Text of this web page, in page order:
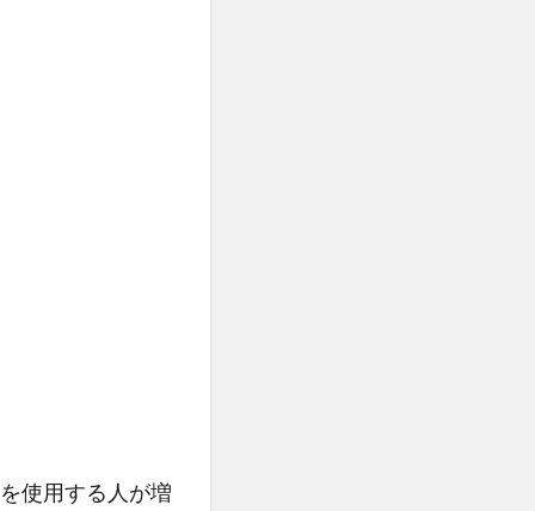
使用する人が増